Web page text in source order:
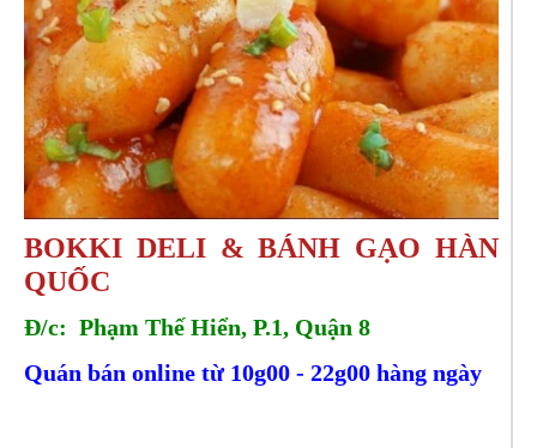
BOKKI DELI & BÁNH GẠO HÀN
QUỐC
Đ/c: Phạm Thế Hiển, P.1, Quận 8
Quán bán online từ 10g00 - 22g00 hàng ngày